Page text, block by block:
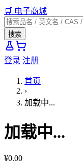
🛒 电子商城
搜索
登录 注册
首页
›
加载中...
加载中...
¥0.00